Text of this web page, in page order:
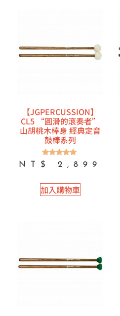
【JGPERCUSSION】
CL5 “圓滑的滾奏者”
山胡桃木棒身 經典定音
鼓棒系列
評分
5.00
NT$ 2,899
加入購物車